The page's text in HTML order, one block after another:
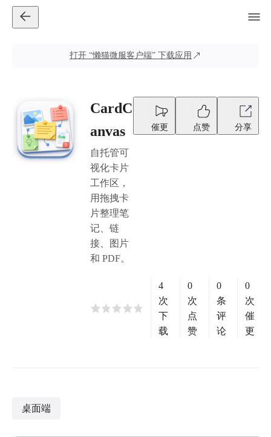
打开 “懒猫微服客户端” 下载应用
CardC
anvas
自托管可
视化卡片
工作区，
用拖拽卡
片整理笔
记、链
接、图片
和 PDF。
催更 点赞 分享
4
次
下
载
0
次
点
赞
0
条
评
论
0
次
催
更
桌面端